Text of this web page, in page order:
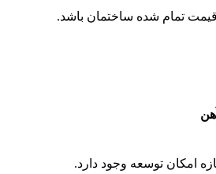
قیمت تمام شده ساختمان باشد.
امکان توسعه وجود دارد.